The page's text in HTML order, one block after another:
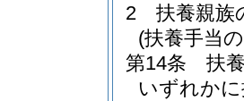
2
扶養親族
(扶養手当
第14条
扶
いずれか